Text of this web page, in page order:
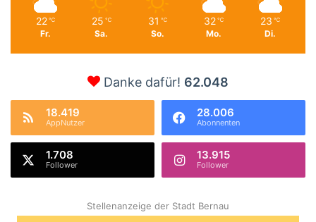
22 ℃
Fr.
25 ℃
Sa.
31 ℃
So.
32 ℃
Mo.
23 ℃
Di.
Danke dafür! 62.048
18.419
AppNutzer
28.006
Abonnenten
1.708
Follower
13.915
Follower
Stellenanzeige der Stadt Bernau